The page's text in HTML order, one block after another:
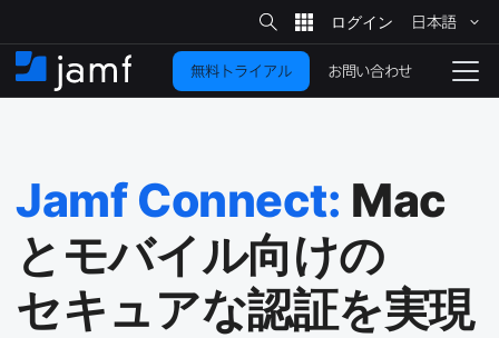
イ
ン
コ
に
移
動
サ
イ
ト
検
索
日本語
ホ
ー
ナ
り
​
無料トライアル お問い合わせ
Jamf Connect: Mac
と​モバイル向けの​
セキュアな​認証を​実現